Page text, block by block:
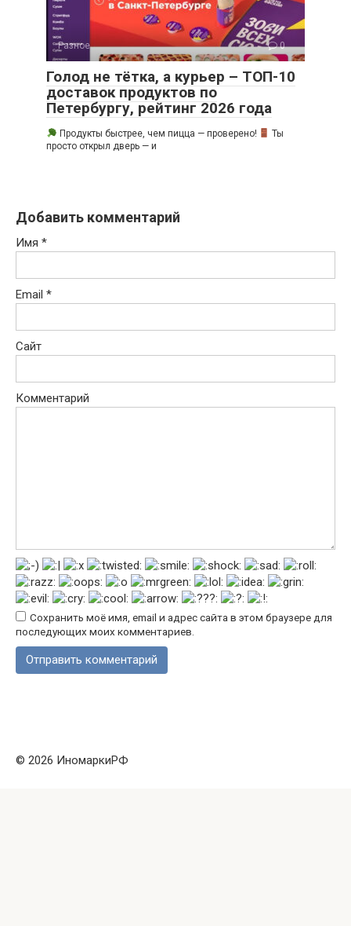
Разное 0
Голод не тётка, а курьер – ТОП-10
доставок продуктов по
Петербургу, рейтинг 2026 года
Продукты быстрее, чем пицца — проверено!
Ты
просто открыл дверь — и
Добавить комментарий
Имя *
Email *
Сайт
Комментарий
Сохранить моё имя, email и адрес сайта в этом браузере для
последующих моих комментариев.
© 2026 ИномаркиРФ